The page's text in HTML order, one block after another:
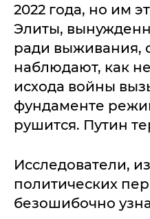
2022 года, но им
Элиты,
ради выживания,
наблюдают, как
исхода войны
фундаменте
рушится. Путин
Исследователи,
политических
безошибочно